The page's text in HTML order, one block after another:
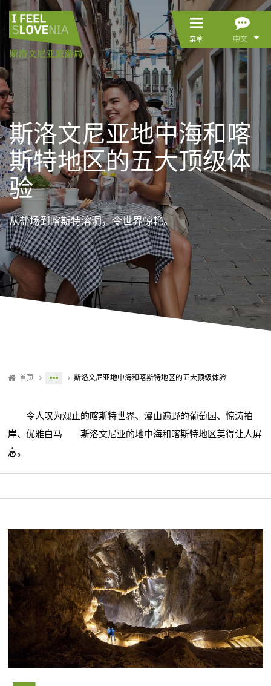
菜单 中文
斯洛文尼亚地中海和喀
斯特地区的五大顶级体
验
从盐场到喀斯特溶洞，令世界惊艳。
首页 斯洛文尼亚地中海和喀斯特地区的五大顶级体验
令人叹为观止的喀斯特世界、漫山遍野的葡萄园、惊涛拍
岸、优雅白马——斯洛文尼亚的地中海和喀斯特地区美得让人屏
息。